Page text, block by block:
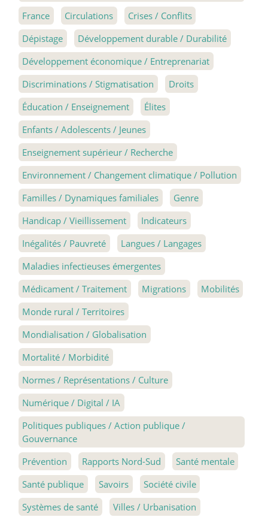
France
Circulations
Crises / Conflits
Dépistage
Développement durable / Durabilité
Développement économique / Entreprenariat
Discriminations / Stigmatisation
Droits
Éducation / Enseignement
Élites
Enfants / Adolescents / Jeunes
Enseignement supérieur / Recherche
Environnement / Changement climatique / Pollution
Familles / Dynamiques familiales
Genre
Handicap / Vieillissement
Indicateurs
Inégalités / Pauvreté
Langues / Langages
Maladies infectieuses émergentes
Médicament / Traitement
Migrations
Mobilités
Monde rural / Territoires
Mondialisation / Globalisation
Mortalité / Morbidité
Normes / Représentations / Culture
Numérique / Digital / IA
Politiques publiques / Action publique /
Gouvernance
Prévention
Rapports Nord-Sud
Santé mentale
Santé publique
Savoirs
Société civile
Systèmes de santé
Villes / Urbanisation